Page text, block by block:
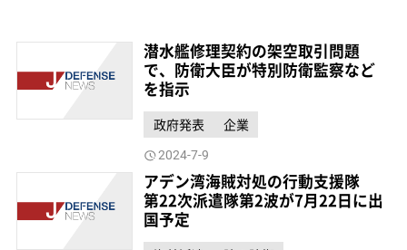
潜水艦修理契約の架空取引問題
で、防衛大臣が特別防衛監察など
を指示
政府発表 企業
2024-7-9
アデン湾海賊対処の行動支援隊
第22次派遣隊第2波が7月22日に出
国予定